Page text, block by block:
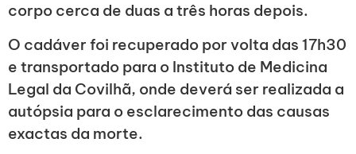
corpo cerca de duas a três horas depois.
O cadáver foi recuperado por volta das 17h30
e transportado para o Instituto de Medicina
Legal da Covilhã, onde deverá ser realizada a
autópsia para o esclarecimento das causas
exactas da morte.